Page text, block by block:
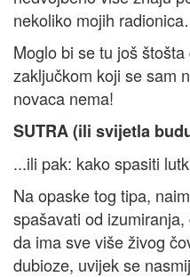
nekoliko mojih
Moglo bi se tu još
zaključkom koji se sam
novaca nema!
SUTRA (ili svijetla
...ili pak: kako spasiti
Na opaske tog tipa,
spašavati od
da ima sve više živog
dubioze, uvijek se